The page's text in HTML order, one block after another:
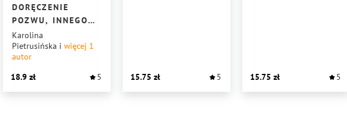
DORĘCZENIE
POZWU, INNEGO
PISMA
PROCESOWEGO
LUB ORZECZENIA
WYWOŁUJĄCEGO
Karolina
Pietrusińska i więcej 1
autor
18.9
5 15.75 5 15.75 5